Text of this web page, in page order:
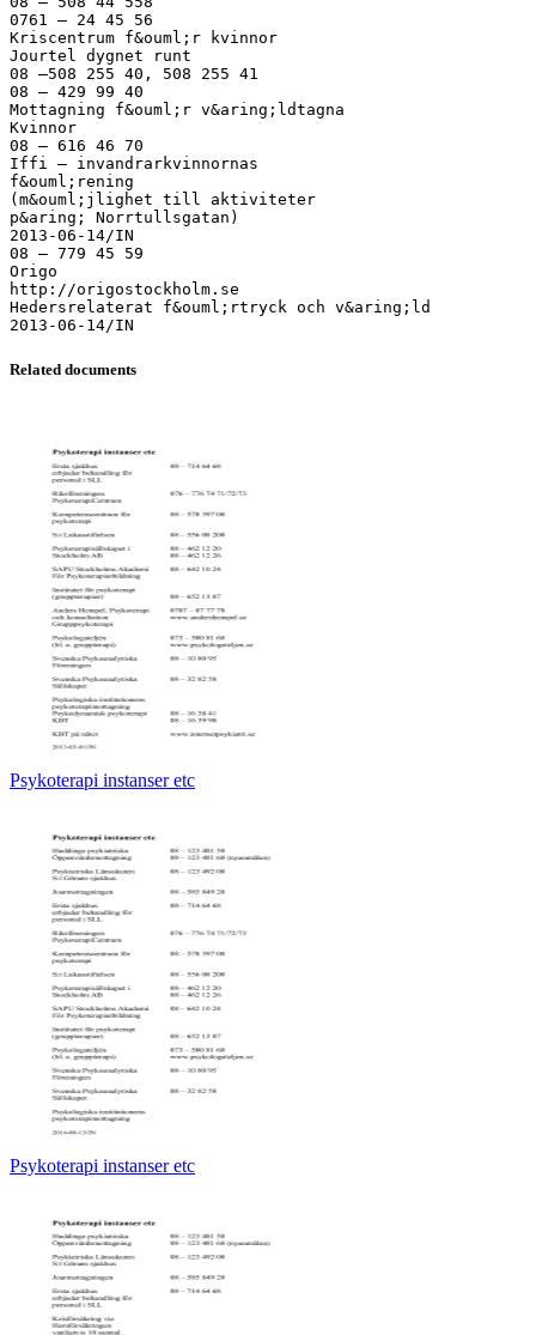
0761 – 24 45 56
Kriscentrum f&ouml;r kvinnor
Jourtel dygnet runt
08 –508 255 40, 508 255 41
08 – 429 99 40
Mottagning f&ouml;r v&aring;ldtagna
Kvinnor
08 – 616 46 70
Iffi – invandrarkvinnornas
f&ouml;rening
(m&ouml;jlighet till aktiviteter
p&aring; Norrtullsgatan)
2013-06-14/IN
08 – 779 45 59
Origo
http://origostockholm.se
Hedersrelaterat f&ouml;rtryck och v&aring;ld
Related documents
Psykoterapi instanser etc
Psykoterapi instanser etc